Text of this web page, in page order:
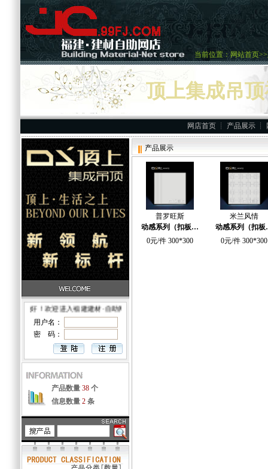
当前位置： 网站首页>>
国广一叶卡上超市
重要供应商
顶上集成吊
网店首页 ┊ 产品展示 ┊
●您好！欢迎进入福建建材·自助网店！
用户名：
密 码：
产品数量 38 个
信息数量 2 条
产品展示
普罗旺斯
动感系列（扣板…
0元/件 300*300
米兰风情
动感系列（扣
0元/件 300*300